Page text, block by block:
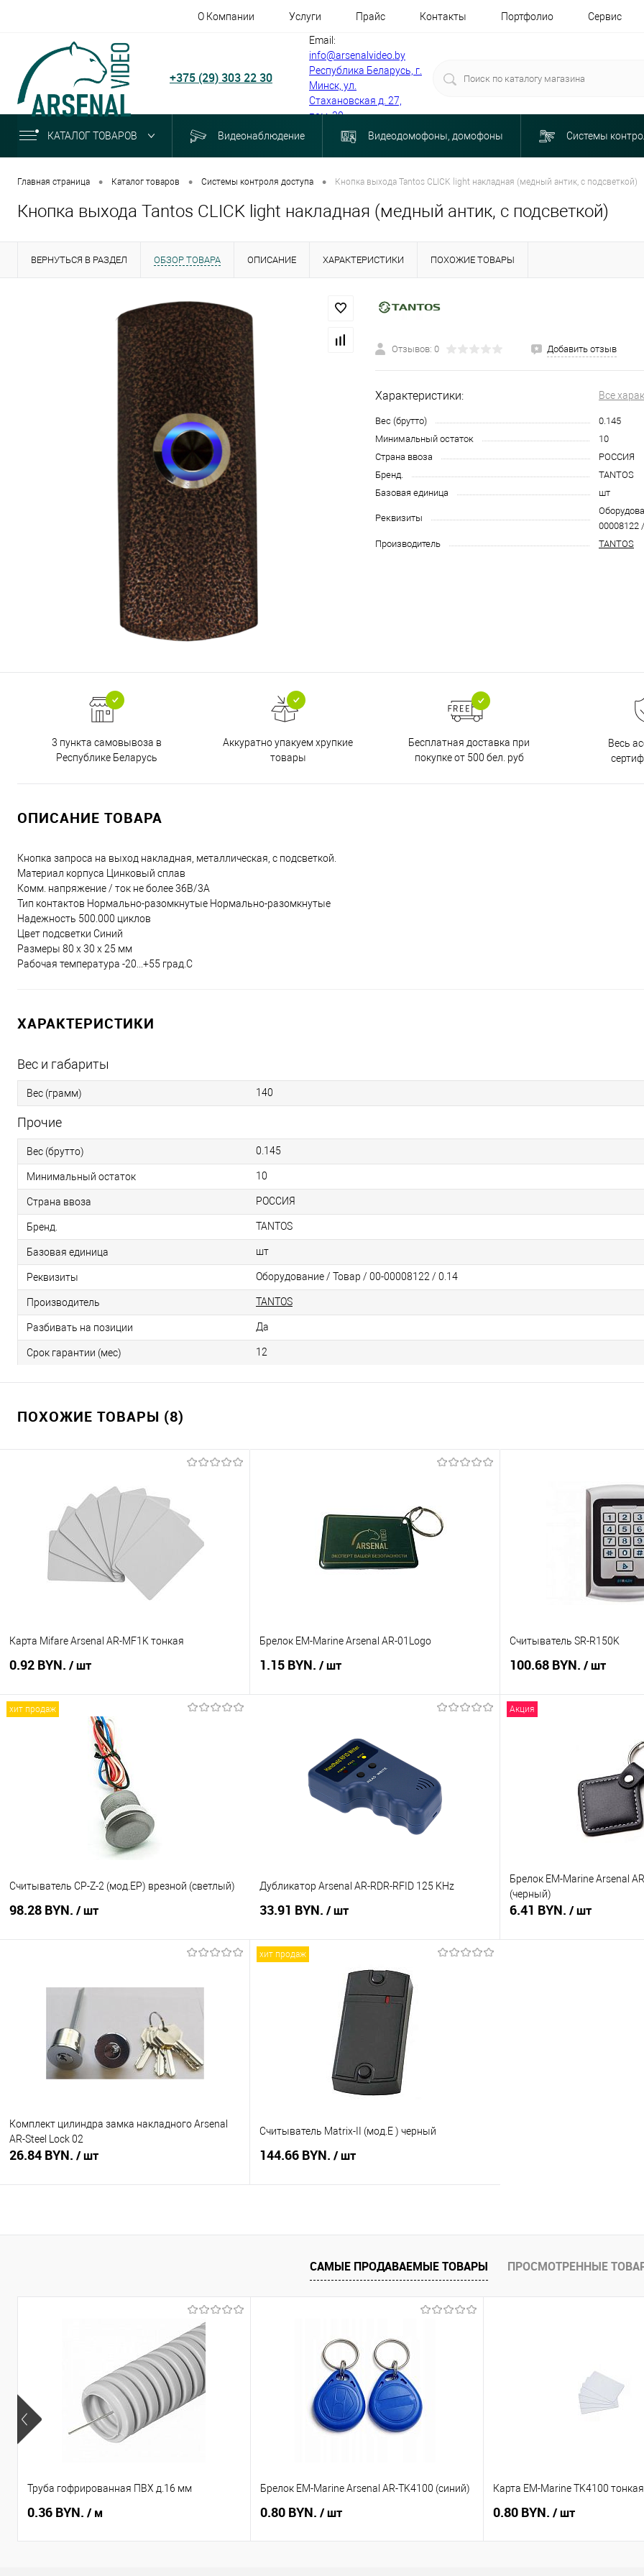
О Компании Услуги Прайс Контакты Портфолио Сервис
+375 (29) 303 22 30
Email:
info@arsenalvideo.by
Республика Беларусь, г.
Минск, ул.
Стахановская д. 27,
пом. 30
КАТАЛОГ ТОВАРОВ Видеонаблюдение Видеодомофоны, домофоны Системы
Главная страница • Каталог товаров • Системы контроля доступа • Кнопка выхода Tantos CLICK light накладная (медный антик, с подсветкой)
Кнопка выхода Tantos CLICK light накладная (медный антик, с подсветкой)
ВЕРНУТЬСЯ В РАЗДЕЛ ОБЗОР ТОВАРА ОПИСАНИЕ ХАРАКТЕРИСТИКИ ПОХОЖИЕ ТОВАРЫ
Отзывов: 0 Добавить отзыв
Характеристики: Все
Вес (брутто)
0.145
Минимальный остаток
10
Страна ввоза
РОССИЯ
Бренд.
TANTOS
Базовая единица
шт
Реквизиты
00008122
Производитель
TANTOS
3 пункта самовывоза в
Республике Беларусь
Аккуратно упакуем хрупкие
товары
Бесплатная доставка при
покупке от 500 бел. руб
Весь
ОПИСАНИЕ ТОВАРА
Кнопка запроса на выход накладная, металлическая, с подсветкой.
Материал корпуса Цинковый сплав
Комм. напряжение / ток не более 36В/3А
Тип контактов Нормально-разомкнутые Нормально-разомкнутые
Надежность 500.000 циклов
Цвет подсветки Синий
Размеры 80 x 30 x 25 мм
Рабочая температура -20...+55 град.С
ХАРАКТЕРИСТИКИ
Вес и габариты
Вес (грамм) 140
Прочие
Вес (брутто) 0.145
Минимальный остаток 10
Страна ввоза РОССИЯ
Бренд. TANTOS
Базовая единица шт
Реквизиты Оборудование / Товар / 00-00008122 / 0.14
Производитель TANTOS
Разбивать на позиции Да
Срок гарантии (мес) 12
ПОХОЖИЕ ТОВАРЫ (8)
Карта Mifare Arsenal AR-MF1K тонкая
0.92 BYN. / шт
В корзину
Брелок EM-Marine Arsenal AR-01Logo
1.15 BYN. / шт
Купить в 1 клик
Сравнение
В избранное
В наличии
Считыватель SR-R150K
100.68 BYN. / шт
хит продаж
Считыватель CP-Z-2 (мод.ЕP) врезной (светлый)
98.28 BYN. / шт
Купить в 1 клик
В избранное
В наличии
Дубликатор Arsenal AR-RDR-RFID 125 KHz
33.91 BYN. / шт
В корзину
Сравнение
В наличии
Акция
Брелок EM-Marine Arsenal
(черный)
6.41 BYN. / шт
Комплект цилиндра замка накладного Arsenal
AR-Steel Lock 02
26.84 BYN. / шт
хит продаж
Считыватель Matrix-II (мод.E ) черный
144.66 BYN. / шт
САМЫЕ ПРОДАВАЕМЫЕ ТОВАРЫ ПРОСМОТРЕННЫЕ
Труба гофрированная ПВХ д.16 мм
0.36 BYN. / м
Брелок EM-Marine Arsenal AR-TK4100 (синий)
0.80 BYN. / шт
Карта EM-Marine TK4100
0.80 BYN. / шт